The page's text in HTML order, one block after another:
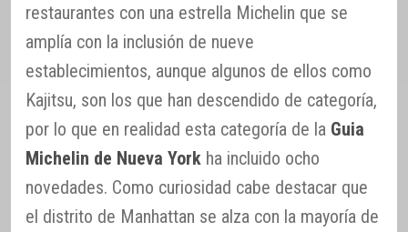
restaurantes con una estrella Michelin que se
amplía con la inclusión de nueve
establecimientos, aunque algunos de ellos como
Kajitsu, son los que han descendido de categoría,
por lo que en realidad esta categoría de la Guia
Michelin de Nueva York ha incluido ocho
novedades. Como curiosidad cabe destacar que
el distrito de Manhattan se alza con la mayoría de